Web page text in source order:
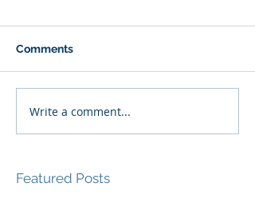
Comments
Write a comment...
Featured Posts